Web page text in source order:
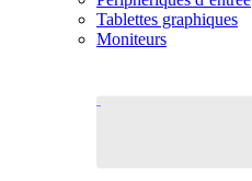
Tablettes graphiques
Moniteurs